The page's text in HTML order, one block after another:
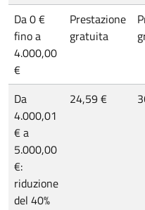
Da 0 €
fino a
4.000,00
€
Prestazione
gratuita
Da
4.000,01
€ a
5.000,00
€:
riduzione
del 40%
24,59 €